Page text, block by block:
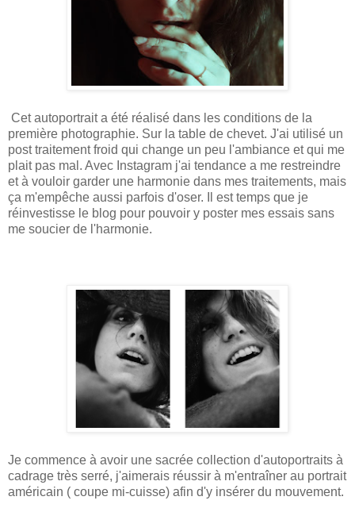
Cet autoportrait a été réalisé dans les conditions de la
première photographie. Sur la table de chevet. J'ai utilisé un
post traitement froid qui change un peu l'ambiance et qui me
plait pas mal. Avec Instagram j'ai tendance a me restreindre
et à vouloir garder une harmonie dans mes traitements, mais
ça m'empêche aussi parfois d'oser. Il est temps que je
réinvestisse le blog pour pouvoir y poster mes essais sans
me soucier de l'harmonie.
Je commence à avoir une sacrée collection d'autoportraits à
cadrage très serré, j'aimerais réussir à m'entraîner au portrait
américain ( coupe mi-cuisse) afin d'y insérer du mouvement.